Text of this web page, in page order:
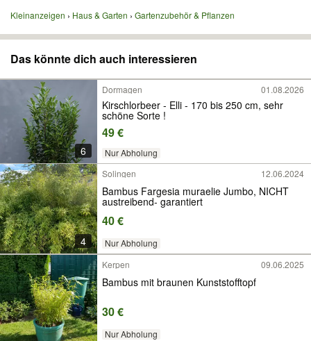
Kleinanzeigen Haus & Garten Gartenzubehör & Pflanzen
Das könnte dich auch interessieren
6
Dormagen 01.08.2026
Kirschlorbeer - Elli - 170 bis 250 cm, sehr
schöne Sorte !
49 €
Nur Abholung
4
Solingen 12.06.2024
Bambus Fargesia muraelie Jumbo, NICHT
austreibend- garantiert
40 €
Nur Abholung
Kerpen
09.06.2025
Bambus mit braunen Kunststofftopf
30 €
Nur Abholung